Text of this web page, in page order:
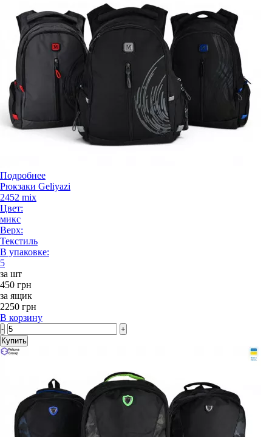
Подробнее
Рюкзаки Geliyazi
2452 mix
Цвет:
микс
Верх:
Текстиль
В упаковке:
5
за шт
450 грн
за ящик
2250 грн
В корзину
-
+
Купить